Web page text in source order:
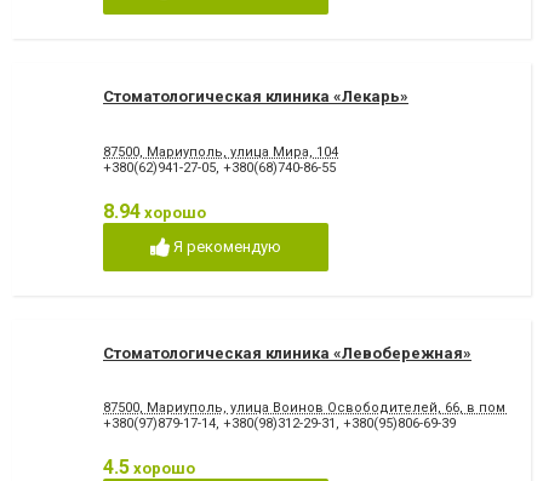
Стоматологическая клиника «Лекарь»
87500, Мариуполь, улица Мира, 104
+380(62)941-27-05, +380(68)740-86-55
8.94 хорошо
Я рекомендую
Стоматологическая клиника «Левобережная»
87500, Мариуполь, улица Воинов Освободителей, 66, в
+380(97)879-17-14, +380(98)312-29-31 , +380(95)806-69-39
4.5 хорошо